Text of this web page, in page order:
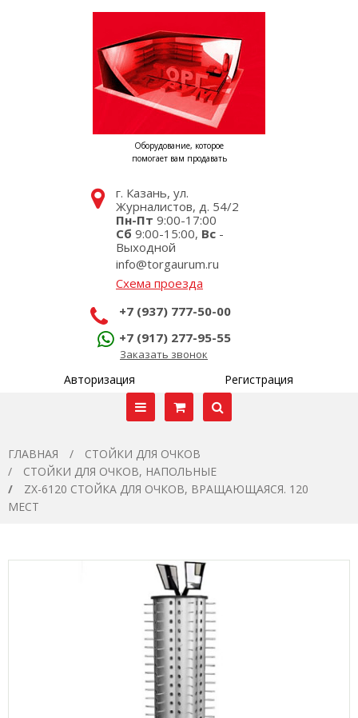
Оборудование, которое
помогает вам продавать
г. Казань, ул.
Журналистов, д. 54/2
Пн-Пт 9:00-17:00
Сб 9:00-15:00, Вс -
Выходной
info@torgaurum.ru
Схема проезда
+7 (937) 777-50-00
+7 (917) 277-95-55
Заказать звонок
Авторизация Регистрация
ГЛАВНАЯ
СТОЙКИ ДЛЯ ОЧКОВ
СТОЙКИ ДЛЯ ОЧКОВ, НАПОЛЬНЫЕ
ZX-6120 СТОЙКА ДЛЯ ОЧКОВ, ВРАЩАЮЩАЯСЯ. 120
МЕСТ